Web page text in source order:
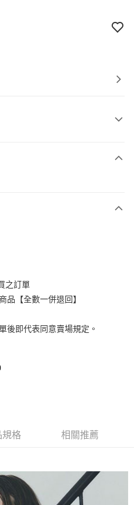
華泰商業銀行
遠東國際商業銀行
星展（台灣）商業銀行
依後續交易確認頁面所載為準。
分期」於每月結算日後寄送繳費提
付款」的支付方式。 讓您購物簡單
款。
運費
之訂單
品【全數一併退回】
後即代表同意賣場規定。
規格 相關推薦